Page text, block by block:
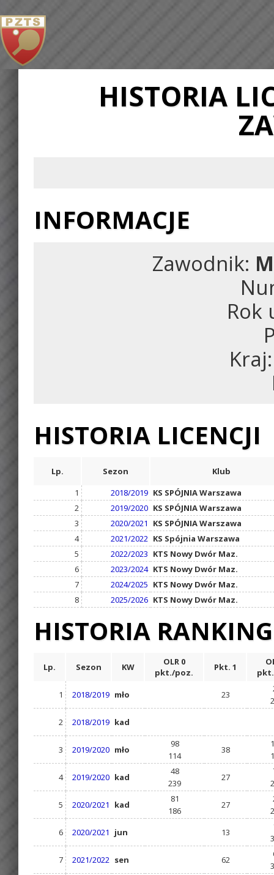
HISTORIA
INFORMACJE
Zawodnik:
Rok
HISTORIA LICENCJI
Lp. Sezon
Klub
1
2018/2019 KS SPÓJNIA Warszawa
2
2019/2020 KS SPÓJNIA Warszawa
3
2020/2021
KS SPÓJNIA Warszawa
4
2021/2022 KS Spójnia Warszawa
5
2022/2023 KTS Nowy Dwór Maz.
6
2023/2024 KTS Nowy Dwór Maz.
7
2024/2025 KTS Nowy Dwór Maz.
8
2025/2026 KTS Nowy Dwór Maz.
HISTORIA
Lp. Sezon KW
OLR 0
pkt./poz.
Pkt. 1
1
2018/2019 mło 23
2
2018/2019 kad
3 2019/2020 mło
98
114
38
4
2019/2020 kad
48
239
27
5
2020/2021 kad
81
186
27
6
2020/2021 jun 13
7
2021/2022 sen 62